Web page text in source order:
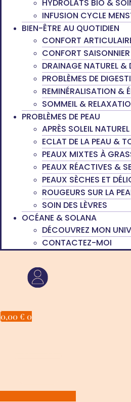
HYDROLATS BIO &
INFUSION CYCLE
BIEN-ÊTRE AU QUOTIDIEN
CONFORT
CONFORT
DRAINAGE NATUREL &
PROBLÈMES DE
REMINÉRALISATION &
SOMMEIL &
PROBLÈMES DE PEAU
APRÈS SOLEIL NATUREL
ECLAT DE LA PEAU &
PEAUX MIXTES À
PEAUX RÉACTIVES &
PEAUX SÈCHES ET
ROUGEURS SUR LA
SOIN DES LÈVRES
OCÉANE & SOLANA
DÉCOUVREZ MON
CONTACTEZ-MOI
0,00€ 0